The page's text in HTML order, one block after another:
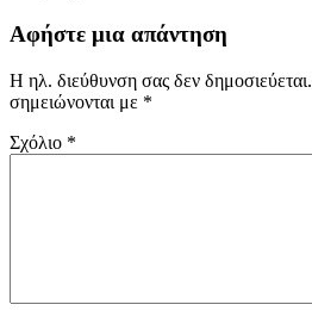
Αφήστε μια απάντηση
Η ηλ. διεύθυνση σας δεν δημοσιεύεται.
σημειώνονται με *
Σχόλιο *